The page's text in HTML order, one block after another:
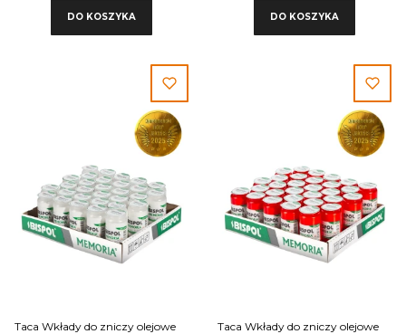
DO KOSZYKA DO KOSZYKA
Taca Wkłady do zniczy olejowe
Taca Wkłady do zniczy olejowe